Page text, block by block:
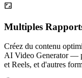
Multiples
Créez du contenu
AI Video Generator —
et Reels, et d'autres